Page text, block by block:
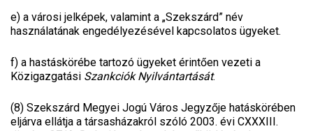
e) a városi jelképek, valamint a „Szekszárd” név
használatának engedélyezésével kapcsolatos ügyeket.
f) a hastáskörébe tartozó ügyeket érintően vezeti a
Közigazgatási Szankciók Nyilvántartását.
(8) Szekszárd Megyei Jogú Város Jegyzője hatáskörében
eljárva ellátja a társasházakról szóló 2003. évi CXXXIII.